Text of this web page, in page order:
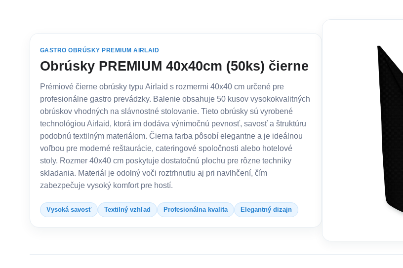
GASTRO OBRÚSKY PREMIUM AIRLAID
Obrúsky PREMIUM 40x40cm (50ks) čierne
Prémiové čierne obrúsky typu Airlaid s rozmermi 40x40 cm určené pre
profesionálne gastro prevádzky. Balenie obsahuje 50 kusov vysokokvalitných
obrúskov vhodných na slávnostné stolovanie. Tieto obrúsky sú vyrobené
technológiou Airlaid, ktorá im dodáva výnimočnú pevnosť, savosť a štruktúru
podobnú textilným materiálom. Čierna farba pôsobí elegantne a je ideálnou
voľbou pre moderné reštaurácie, cateringové spoločnosti alebo hotelové
stoly. Rozmer 40x40 cm poskytuje dostatočnú plochu pre rôzne techniky
skladania. Materiál je odolný voči roztrhnutiu aj pri navlhčení, čím
zabezpečuje vysoký komfort pre hostí.
Vysoká savosť Textilný vzhľad Profesionálna kvalita Elegantný dizajn